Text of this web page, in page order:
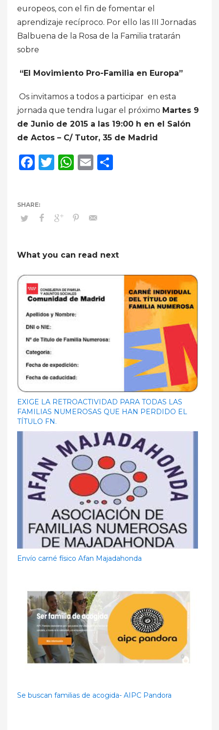
europeos, con el fin de fomentar el
aprendizaje recíproco. Por ello las III Jornadas
Balbuena de la Rosa de la Familia tratarán
sobre
“El Movimiento Pro-Familia en Europa”
Os invitamos a todos a participar en esta
jornada que tendra lugar el próximo Martes 9
de Junio de 2015 a las 19:00 h en el Salón
de Actos – C/ Tutor, 35 de Madrid
Facebook
Twitter
WhatsApp
Email
What you can read next
EXIGE LA RETROACTIVIDAD PARA TODAS LAS
FAMILIAS NUMEROSAS QUE HAN PERDIDO EL
TÍTULO FN.
Envío carné físico Afan Majadahonda
Se buscan familias de acogida- AIPC Pandora